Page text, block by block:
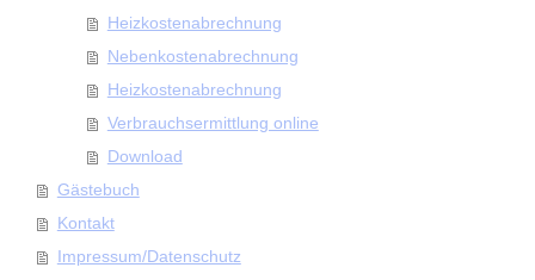
Heizkostenabrechnung
Nebenkostenabrechnung
Heizkostenabrechnung
Verbrauchsermittlung online
Download
Gästebuch
Kontakt
Impressum/Datenschutz